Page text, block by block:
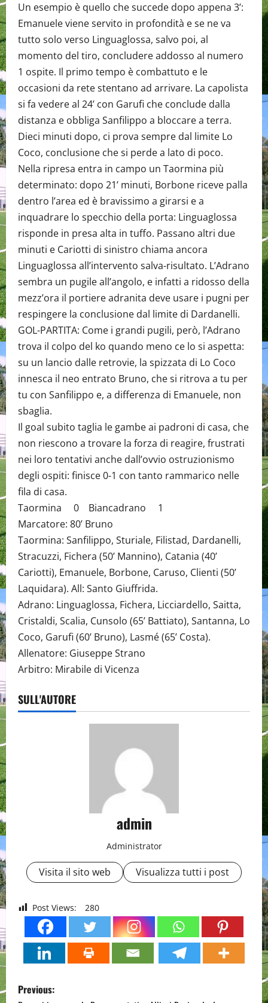
Un esempio è quello che succede dopo appena 3’:
Emanuele viene servito in profondità e se ne va
tutto solo verso Linguaglossa, salvo poi, al
momento del tiro, concludere addosso al numero
1 ospite. Il primo tempo è combattuto e le
occasioni da rete stentano ad arrivare. La capolista
si fa vedere al 24’ con Garufi che conclude dalla
distanza e obbliga Sanfilippo a bloccare a terra.
Dieci minuti dopo, ci prova sempre dal limite Lo
Coco, conclusione che si perde a lato di poco.
Nella ripresa entra in campo un Taormina più
determinato: dopo 21’ minuti, Borbone riceve palla
dentro l’area ed è bravissimo a girarsi e a
inquadrare lo specchio della porta: Linguaglossa
risponde in presa alta in tuffo. Passano altri due
minuti e Cariotti di sinistro chiama ancora
Linguaglossa all’intervento salva-risultato. L’Adrano
sembra un pugile all’angolo, e infatti a ridosso della
mezz’ora il portiere adranita deve usare i pugni per
respingere la conclusione dal limite di Dardanelli.
GOL-PARTITA: Come i grandi pugili, però, l’Adrano
trova il colpo del ko quando meno ce lo si aspetta:
su un lancio dalle retrovie, la spizzata di Lo Coco
innesca il neo entrato Bruno, che si ritrova a tu per
tu con Sanfilippo e, a differenza di Emanuele, non
sbaglia.
Il goal subito taglia le gambe ai padroni di casa, che
non riescono a trovare la forza di reagire, frustrati
nei loro tentativi anche dall’ovvio ostruzionismo
degli ospiti: finisce 0-1 con tanto rammarico nelle
fila di casa.
Taormina 0 Biancadrano 1
Marcatore: 80’ Bruno
Taormina: Sanfilippo, Sturiale, Filistad, Dardanelli,
Stracuzzi, Fichera (50’ Mannino), Catania (40’
Cariotti), Emanuele, Borbone, Caruso, Clienti (50’
Laquidara). All: Santo Giuffrida.
Adrano: Linguaglossa, Fichera, Licciardello, Saitta,
Cristaldi, Scalia, Cunsolo (65’ Battiato), Santanna, Lo
Coco, Garufi (60’ Bruno), Lasmé (65’ Costa).
Allenatore: Giuseppe Strano
Arbitro: Mirabile di Vicenza
SULL'AUTORE
admin
Administrator
Visita il sito web Visualizza tutti i post
Post Views: 280
P
Previous: